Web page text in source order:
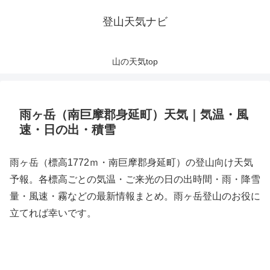
登山天気ナビ
山の天気top
雨ヶ岳（南巨摩郡身延町）天気｜気温・風
速・日の出・積雪
雨ヶ岳（標高1772ｍ・南巨摩郡身延町）の登山向け天気
予報。各標高ごとの気温・ご来光の日の出時間・雨・降雪
量・風速・霧などの最新情報まとめ。雨ヶ岳登山のお役に
立てれば幸いです。